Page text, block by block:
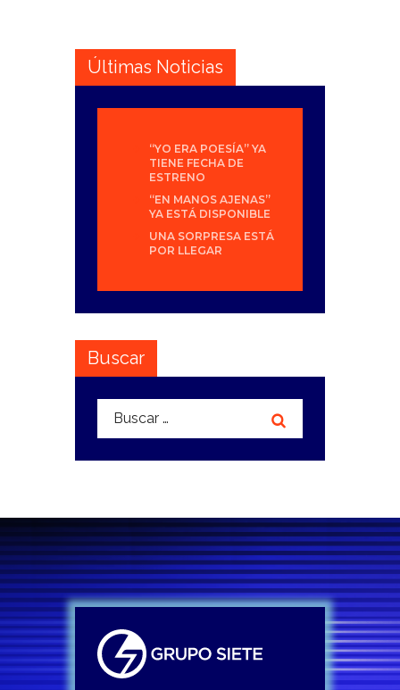
Últimas Noticias
“YO ERA POESÍA” YA
TIENE FECHA DE
ESTRENO
“EN MANOS AJENAS”
YA ESTÁ DISPONIBLE
UNA SORPRESA ESTÁ
POR LLEGAR
Buscar
Buscar: